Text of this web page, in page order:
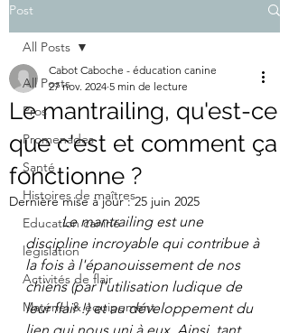
Post
All Posts
Pros
Promenades
Santé
Histoires de maîtres
Education canine
législation
Activités de flair
Matériel & équipement
All Posts
Le mantrailing, qu'est-ce
que c'est et comment ça
fonctionne ?
Cabot Caboche - éducation canine
27 nov. 2024 5 min de lecture
Dernière mise à jour :25 juin 2025
	Le mantrailing est une
discipline incroyable qui contribue à
la fois à l'épanouissement de nos
chiens (par l'utilisation ludique de
leur flair !) et au développement du